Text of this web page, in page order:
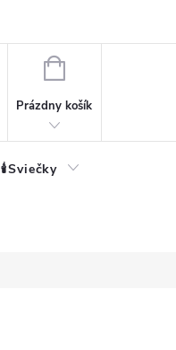
NÁKUPNÝ
Prázdny košík
🕯️Sviečky